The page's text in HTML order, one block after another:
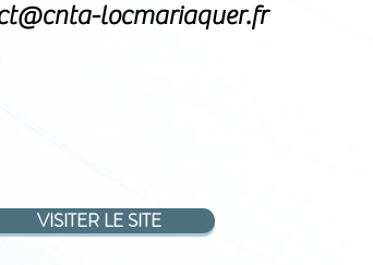
locmariaquer.fr
VISITER LE SITE